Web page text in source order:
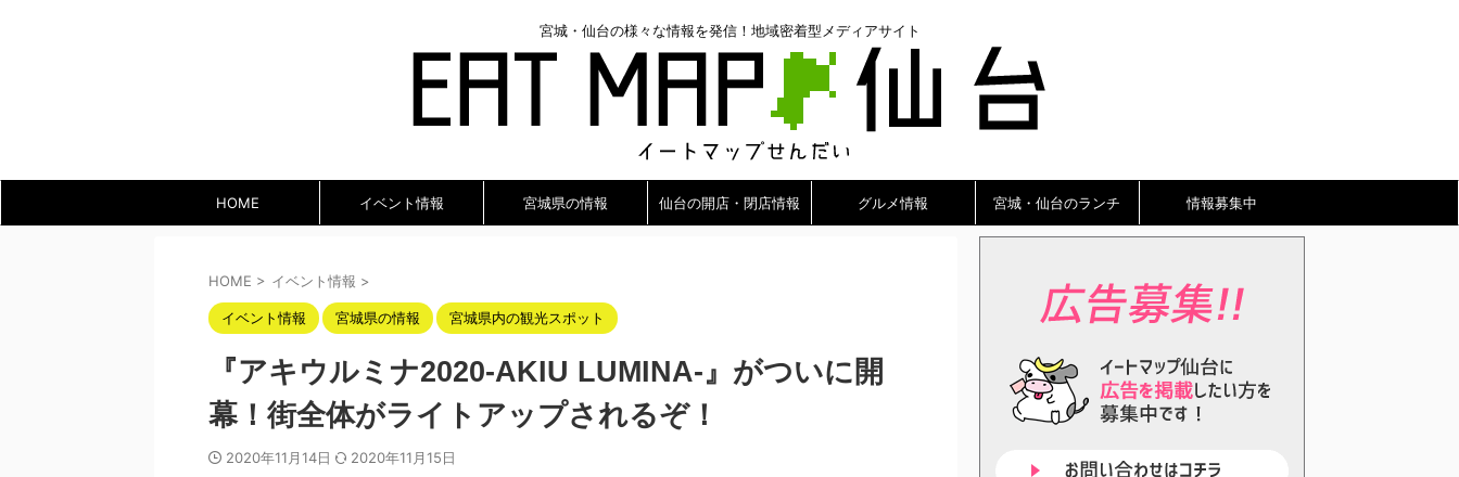
宮城・仙台の様々な情報を発信！地域密着型メディアサイト
HOME イベント情報 宮城県の情報 仙台の開店・閉店情報 グルメ情報 宮城・仙台のランチ 情報募集中
HOME > イベント情報 >
イベント情報 宮城県の情報 宮城県内の観光スポット
『アキウルミナ2020-AKIU LUMINA-』がついに開
幕！街全体がライトアップされるぞ！
2020年11月14日 2020年11月15日